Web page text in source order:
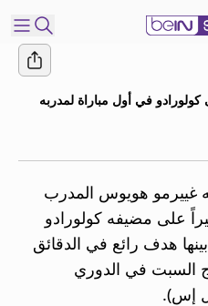
في أول مباراة لمدربه
غييرمو هويوس المدرب
على مضيفه كولورادو
بينها هدف رائع في الدقائق
ألف متفرج السبت في الدوري
إس).